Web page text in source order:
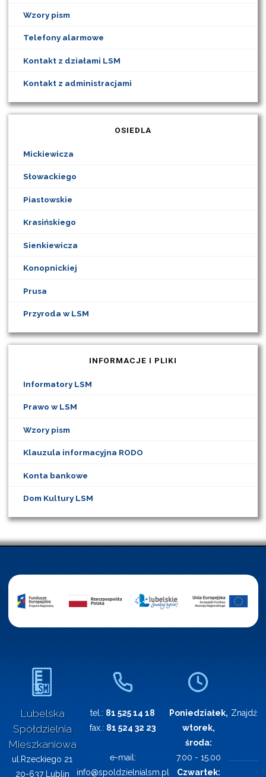
Wzory pism
Telefony alarmowe
Kontakt z działami LSM
Kontakt z administracjami
OSIEDLA
Mickiewicza
Słowackiego
Piastowskie
Krasińskiego
Sienkiewicza
Konopnickiej
Prusa
Przyroda w LSM
INFORMACJE I PLIKI
Informatory LSM
Prawo w LSM
Wzory pism
Klauzula informacyjna RODO
Konta bankowe
Dom Kultury LSM
Lubelska
Spółdzielnia
Mieszkaniowa
ul.Rzeckiego 21
20-637 Lublin
tel.: 81 525 14 18
fax.: 81 524 32 23
e-mail:
info@spoldzielnialsm.pl
Poniedziałek,
wtorek,
środa:
7.00 - 15.00
Czwartek:
Znajdź